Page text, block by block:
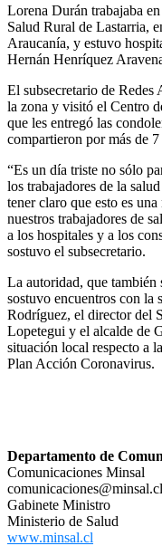
Lorena Durán trabajaba
Salud Rural de Lastarria,
Araucanía, y estuvo
Hernán Henríquez
El subsecretario de
la zona y visitó el Centro
que les entregó las
compartieron por más de
“Es un día triste no sólo
los trabajadores de la
tener claro que esto es
nuestros trabajadores de
a los hospitales y a los
sostuvo el subsecretario.
La autoridad, que
sostuvo encuentros con la
Rodríguez, el director del
Lopetegui y el alcalde de
situación local respecto a
Plan Acción Coronavirus.
Departamento de
Comunicaciones Minsal
comunicaciones@minsal.cl
Gabinete Ministro
Ministerio de Salud
www.minsal.cl